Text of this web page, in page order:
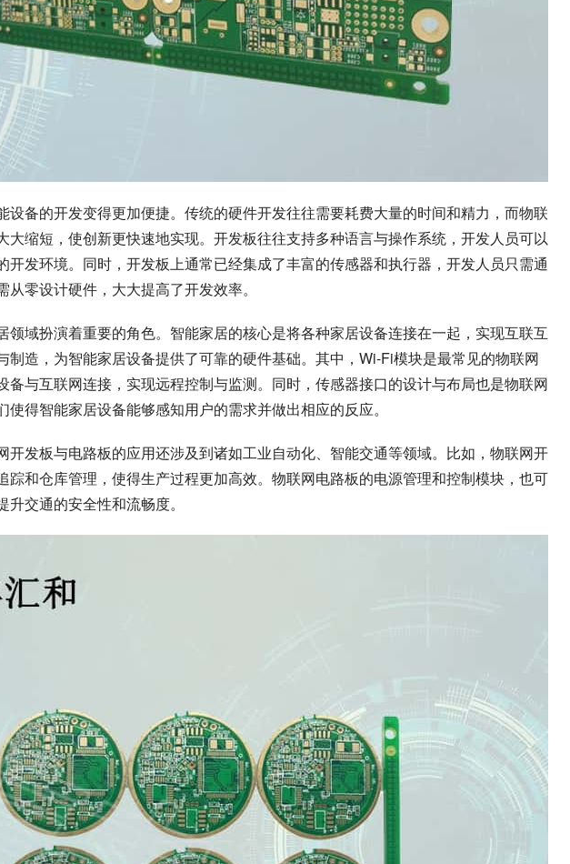
设备的开发变得更加便捷。传统的硬件开发往往需要耗费大量的时间和精力，而物联
大缩短，使创新更快速地实现。开发板往往支持多种语言与操作系统，开发人员可以
开发环境。同时，开发板上通常已经集成了丰富的传感器和执行器，开发人员只需通
零设计硬件，大大提高了开发效率。
领域扮演着重要的角色。智能家居的核心是将各种家居设备连接在一起，实现互联互
制造，为智能家居设备提供了可靠的硬件基础。其中，Wi-Fi模块是最常见的物联网
备与互联网连接，实现远程控制与监测。同时，传感器接口的设计与布局也是物联网
得智能家居设备能够感知用户的需求并做出相应的反应。
开发板与电路板的应用还涉及到诸如工业自动化、智能交通等领域。比如，物联网开
踪和仓库管理，使得生产过程更加高效。物联网电路板的电源管理和控制模块，也可
交通的安全性和流畅度。